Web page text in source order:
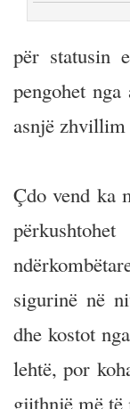
për statusin
pengohet
asnjë
Çdo vend ka
sigurinë në
dhe kostot
lehtë, por
gjithnjë më të